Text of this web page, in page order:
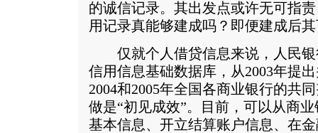
的诚信记录。其出发点或许无可指
用记录真能够建成吗？即便建成后
仅就个人借贷信息来说，人民银
信用信息基础数据库，从2003年提
2004和2005年全国各商业银行的共
做是“初见成效”。目前，可以从商
基本信息、开立结算账户信息、在